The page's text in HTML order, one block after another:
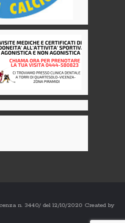
n. 3440/ del 12/10/2020 Created by